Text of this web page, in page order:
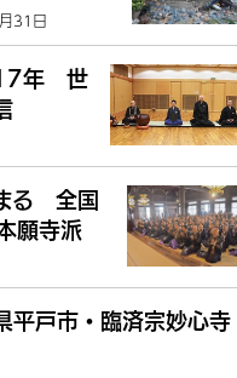
31日
17年 世
る 全国
願寺派
平戸市・臨済宗妙心寺